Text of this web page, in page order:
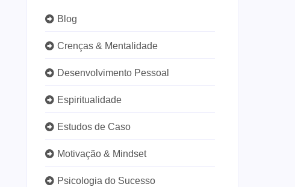
Blog
Crenças & Mentalidade
Desenvolvimento Pessoal
Espiritualidade
Estudos de Caso
Motivação & Mindset
Psicologia do Sucesso